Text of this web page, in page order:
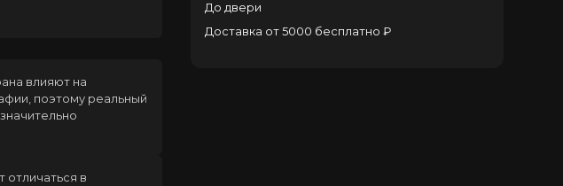
влияют на
поэтому реальный
отличаться в
До двери
Доставка от 5000 бесплатно ₽